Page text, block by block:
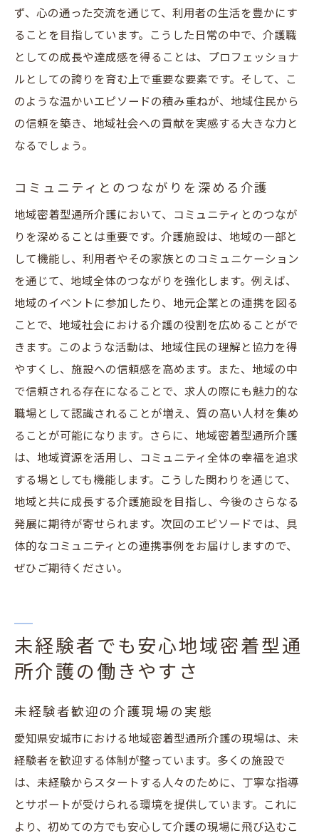
ず、心の通った交流を通じて、利用者の生活を豊かにす
ることを目指しています。こうした日常の中で、介護職
としての成長や達成感を得ることは、プロフェッショナ
ルとしての誇りを育む上で重要な要素です。そして、こ
のような温かいエピソードの積み重ねが、地域住民から
の信頼を築き、地域社会への貢献を実感する大きな力と
なるでしょう。
コミュニティとのつながりを深める介護
地域密着型通所介護において、コミュニティとのつなが
りを深めることは重要です。介護施設は、地域の一部と
して機能し、利用者やその家族とのコミュニケーション
を通じて、地域全体のつながりを強化します。例えば、
地域のイベントに参加したり、地元企業との連携を図る
ことで、地域社会における介護の役割を広めることがで
きます。このような活動は、地域住民の理解と協力を得
やすくし、施設への信頼感を高めます。また、地域の中
で信頼される存在になることで、求人の際にも魅力的な
職場として認識されることが増え、質の高い人材を集め
ることが可能になります。さらに、地域密着型通所介護
は、地域資源を活用し、コミュニティ全体の幸福を追求
する場としても機能します。こうした関わりを通じて、
地域と共に成長する介護施設を目指し、今後のさらなる
発展に期待が寄せられます。次回のエピソードでは、具
体的なコミュニティとの連携事例をお届けしますので、
ぜひご期待ください。
未経験者でも安心地域密着型通
所介護の働きやすさ
未経験者歓迎の介護現場の実態
愛知県安城市における地域密着型通所介護の現場は、未
経験者を歓迎する体制が整っています。多くの施設で
は、未経験からスタートする人々のために、丁寧な指導
とサポートが受けられる環境を提供しています。これに
より、初めての方でも安心して介護の現場に飛び込むこ